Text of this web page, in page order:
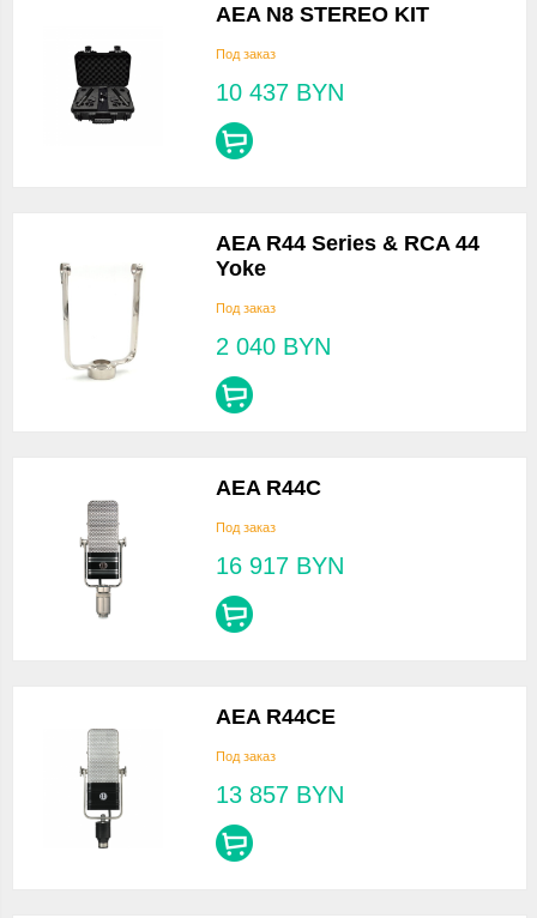
AEA N8 STEREO KIT
Под заказ
10 437 BYN
AEA R44 Series & RCA 44
Yoke
Под заказ
2 040 BYN
AEA R44C
Под заказ
16 917 BYN
AEA R44CE
Под заказ
13 857 BYN